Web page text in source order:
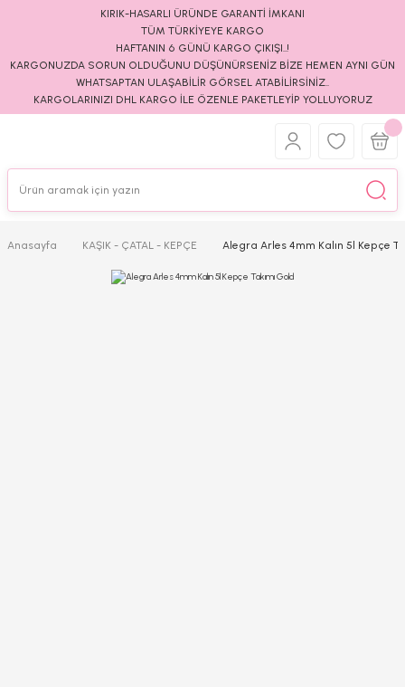
KIRIK-HASARLI ÜRÜNDE GARANTİ İMKANI
TÜM TÜRKİYEYE KARGO
HAFTANIN 6 GÜNÜ KARGO ÇIKIŞI..!
KARGONUZDA SORUN OLDUĞUNU DÜŞÜNÜRSENİZ BİZE HEMEN AYNI GÜN
WHATSAPTAN ULAŞABİLİR GÖRSEL ATABİLİRSİNİZ..
KARGOLARINIZI DHL KARGO İLE ÖZENLE PAKETLEYİP YOLLUYORUZ
Anasayfa KAŞIK - ÇATAL - KEPÇE Alegra Arles 4mm Kalın 5l Kepçe